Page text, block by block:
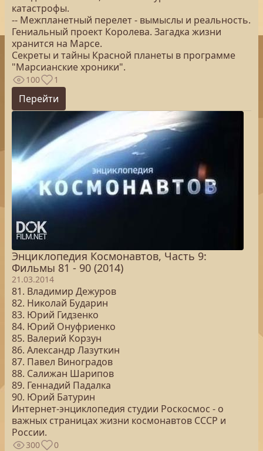
катастрофы.
-- Межпланетный перелет - вымыслы и реальность.
Гениальный проект Королева. Загадка жизни
хранится на Марсе.
Секреты и тайны Красной планеты в программе
"Марсианские хроники".
100 1
Перейти
Энциклопедия Космонавтов, Часть 9:
Фильмы 81 - 90 (2014)
21.03.2014
81. Владимир Дежуров
82. Николай Бударин
83. Юрий Гидзенко
84. Юрий Онуфриенко
85. Валерий Корзун
86. Александр Лазуткин
87. Павел Виноградов
88. Салижан Шарипов
89. Геннадий Падалка
90. Юрий Батурин
Интернет-энциклопедия студии Роскосмос - о
важных страницах жизни космонавтов СССР и
России.
300 0